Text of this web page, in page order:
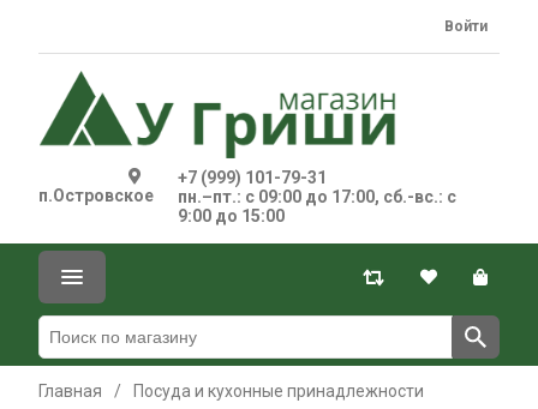
п.Островское
+7 (999) 101-79-31
пн.–пт.: с 09:00 до 17:00, сб.-вс.: с
9:00 до 15:00
Войти
Главная / Посуда и кухонные принадлежности